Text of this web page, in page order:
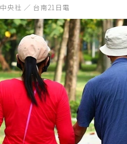
中央社 ／ 台南21日電